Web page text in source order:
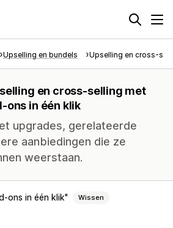
Upselling en bundels Upselling en cross-
en cross-selling met
ons in één klik
upgrades, gerelateerde
aanbiedingen die ze
weerstaan.
ons in één klik Wissen